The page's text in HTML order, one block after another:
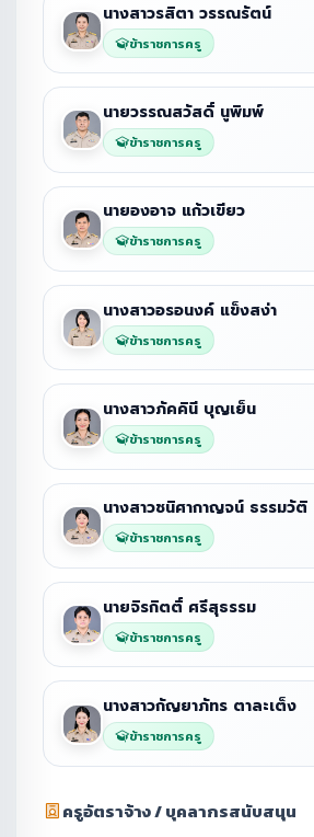
นางสาวรสิตา วรรณรัตน์
ข้าราชการครู
นายวรรณสวัสดิ์ นูพิมพ์
ข้าราชการครู
นายองอาจ แก้วเขียว
ข้าราชการครู
นางสาวอรอนงค์ แข็งสง่า
ข้าราชการครู
นางสาวภัคคินี บุญเย็น
ข้าราชการครู
นางสาวชนิศากาญจน์ ธรรมวัติ
ข้าราชการครู
นายจิรกิตติ์ ศรีสุธรรม
ข้าราชการครู
นางสาวกัญยาภัทร ตาละเต็ง
ข้าราชการครู
ครูอัตราจ้าง / บุคลากรสนับสนุน